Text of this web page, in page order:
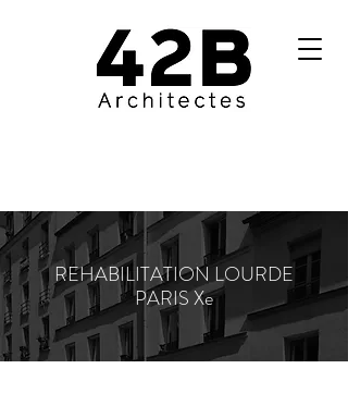
REHABILITATION LOURDE
PARIS Xe